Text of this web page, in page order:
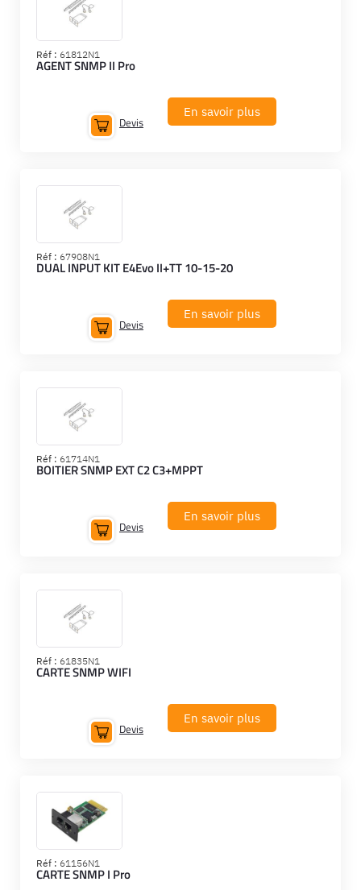
Réf : 61812N1
AGENT SNMP II Pro
En savoir plus
Devis
Réf : 67908N1
DUAL INPUT KIT E4Evo II+TT 10-15-20
En savoir plus
Devis
Réf : 61714N1
BOITIER SNMP EXT C2 C3+MPPT
En savoir plus
Devis
Réf : 61835N1
CARTE SNMP WIFI
En savoir plus
Devis
Réf : 61156N1
CARTE SNMP I Pro